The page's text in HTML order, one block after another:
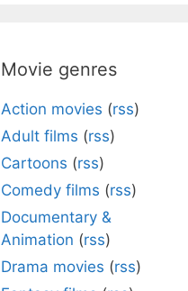
Movie genres
Action movies (rss)
Adult films (rss)
Cartoons (rss)
Comedy films (rss)
Documentary &
Animation (rss)
Drama movies (rss)